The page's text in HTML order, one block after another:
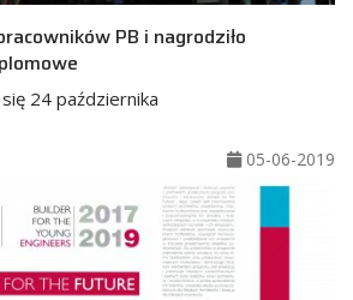
PB i nagrodziło
24 października
05-06-2019